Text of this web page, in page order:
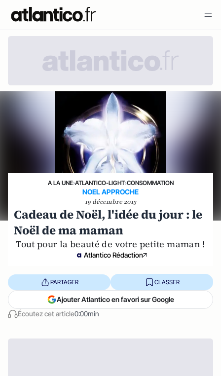
A LA UNE›ATLANTICO-LIGHT›CONSOMMATION
NOEL APPROCHE
19 décembre 2013
Cadeau de Noël, l'idée du jour : le
Noël de ma maman
Tout pour la beauté de votre petite maman !
Atlantico Rédaction
Écoutez cet article0:00min
PARTAGER CLASSER
Ajouter Atlantico en favori sur Google